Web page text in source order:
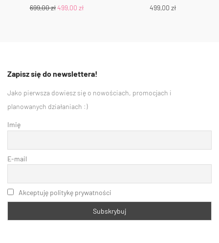
699,00zł 499,00 zł 499,00 zł
Zapisz się do newslettera!
Jako pierwsza dowiesz się o nowościach, promocjach i
planowanych działaniach :)
Imię
E-mail
Akceptuję politykę prywatności